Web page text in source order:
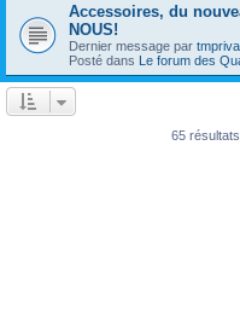
Accessoires, du
NOUS!
Dernier message par
Posté dans Le forum des
65